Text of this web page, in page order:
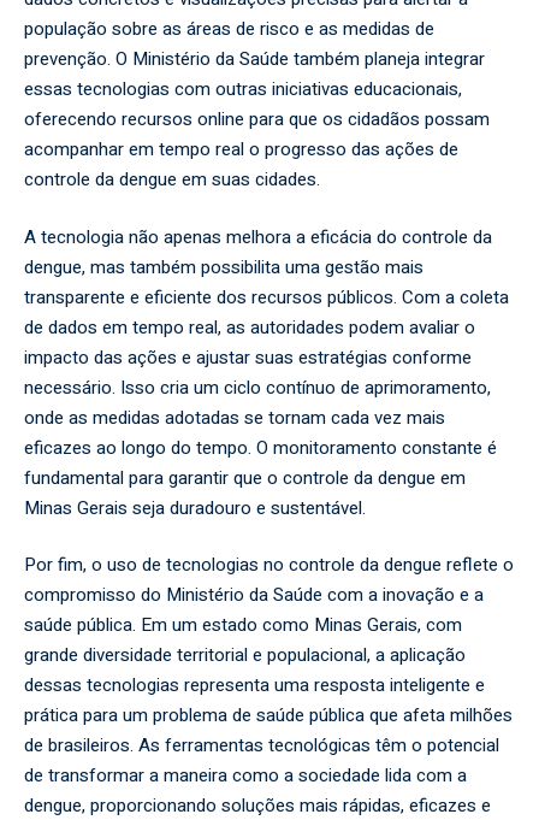
população sobre as áreas de risco e as medidas de
prevenção. O Ministério da Saúde também planeja integrar
essas tecnologias com outras iniciativas educacionais,
oferecendo recursos online para que os cidadãos possam
acompanhar em tempo real o progresso das ações de
controle da dengue em suas cidades.
A tecnologia não apenas melhora a eficácia do controle da
dengue, mas também possibilita uma gestão mais
transparente e eficiente dos recursos públicos. Com a coleta
de dados em tempo real, as autoridades podem avaliar o
impacto das ações e ajustar suas estratégias conforme
necessário. Isso cria um ciclo contínuo de aprimoramento,
onde as medidas adotadas se tornam cada vez mais
eficazes ao longo do tempo. O monitoramento constante é
fundamental para garantir que o controle da dengue em
Minas Gerais seja duradouro e sustentável.
Por fim, o uso de tecnologias no controle da dengue reflete o
compromisso do Ministério da Saúde com a inovação e a
saúde pública. Em um estado como Minas Gerais, com
grande diversidade territorial e populacional, a aplicação
dessas tecnologias representa uma resposta inteligente e
prática para um problema de saúde pública que afeta milhões
de brasileiros. As ferramentas tecnológicas têm o potencial
de transformar a maneira como a sociedade lida com a
dengue, proporcionando soluções mais rápidas, eficazes e